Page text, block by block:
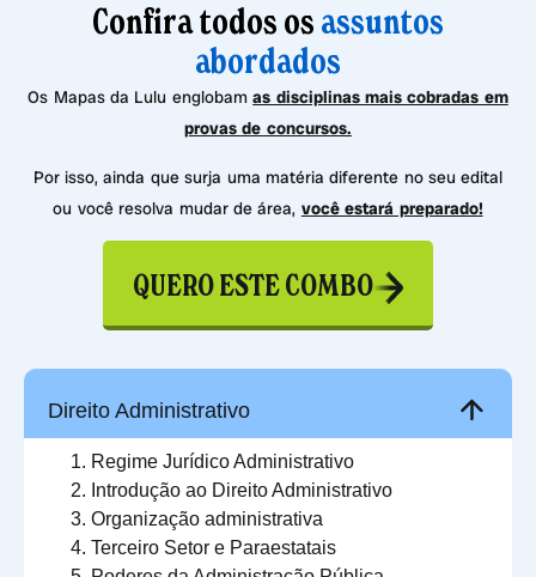
Confira todos os assuntos
abordados
Os Mapas da Lulu englobamas disciplinas mais cobradas em
provas de concursos.
Por isso, ainda que surja uma matéria diferente no seu edital
ou você resolva mudar de área, você estará preparado!
QUERO ESTE COMBO
Direito Administrativo
Regime Jurídico Administrativo
Introdução ao Direito Administrativo
Organização administrativa
Terceiro Setor e Paraestatais